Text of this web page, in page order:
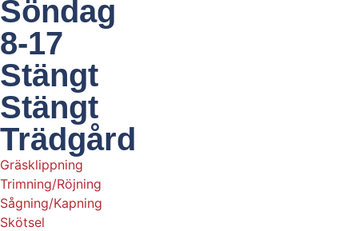
Söndag
8-17
Stängt
Stängt
Trädgård
Gräsklippning
Trimning/Röjning
Sågning/Kapning
Skötsel